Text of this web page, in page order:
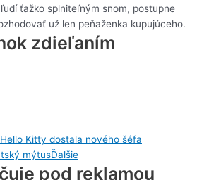
ťažko splniteľným snom, postupne
už len peňaženka kupujúceho.
zdieľaním
Kitty dostala nového šéfa
mýtusĎalšie
pod reklamou